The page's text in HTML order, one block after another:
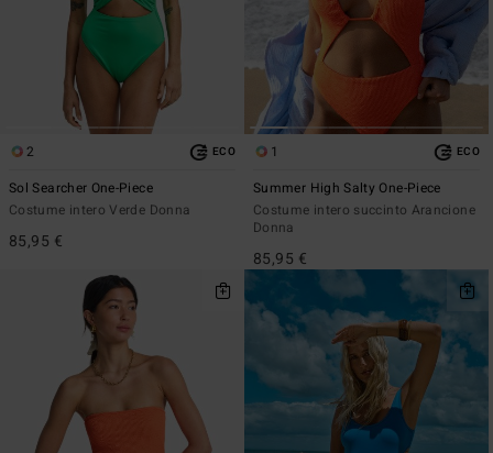
2 ECO
Sol Searcher One-Piece
Costume intero Verde Donna
85,95 €
1 ECO
Summer High Salty One-Piece
Costume intero succinto Arancione
Donna
85,95 €